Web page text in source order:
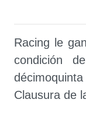
Racing le
condición
Clausura de